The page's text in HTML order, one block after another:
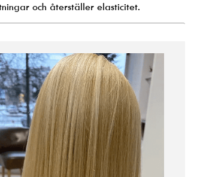
och återställer elasticitet.